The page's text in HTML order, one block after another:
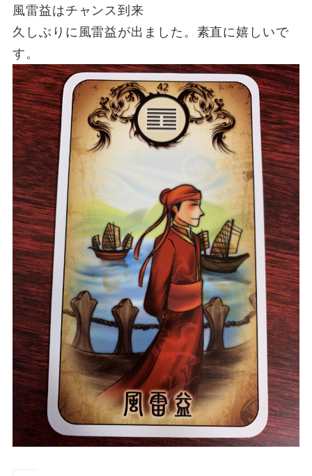
風雷益はチャンス到来
久しぶりに風雷益が出ました。素直に嬉しいで
す。